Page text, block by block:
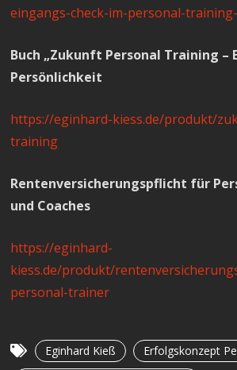
eingangs-check-im-personal-
Buch „Zukunft Personal Training –
Persönlichkeit
https://eginhard-kiess.de/produkt/
training
Rentenversicherungspflicht für
und Coaches
https://eginhard-
kiess.de/produkt/
personal-trainer
Eginhard Kieß
Erfolgskonzept